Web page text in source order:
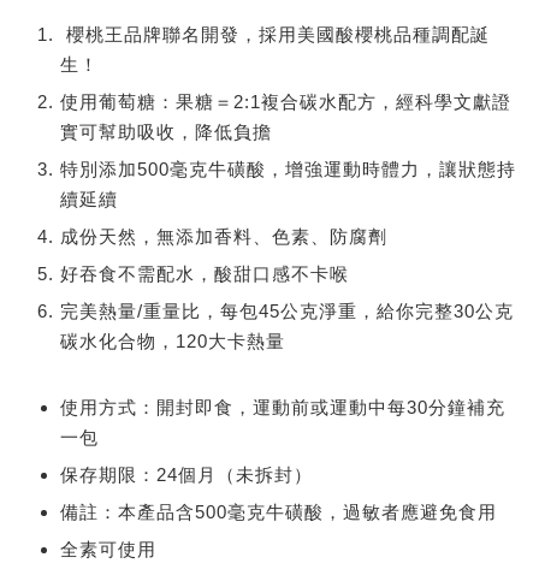
櫻桃王品牌聯名開發，採用美國酸櫻桃品種調配誕
生！
使用葡萄糖：果糖＝2:1複合碳水配方，經科學文獻證
實可幫助吸收，降低負擔
特別添加500毫克牛磺酸，增強運動時體力，讓狀態持
續延續
成份天然，無添加香料、色素、防腐劑
好吞食不需配水，酸甜口感不卡喉
完美熱量/重量比，每包45公克淨重，給你完整30公克
碳水化合物，120大卡熱量
使用方式：開封即食，運動前或運動中每30分鐘補充
一包
保存期限：24個月（未拆封）
備註：本產品含500毫克牛磺酸，過敏者應避免食用
全素可使用